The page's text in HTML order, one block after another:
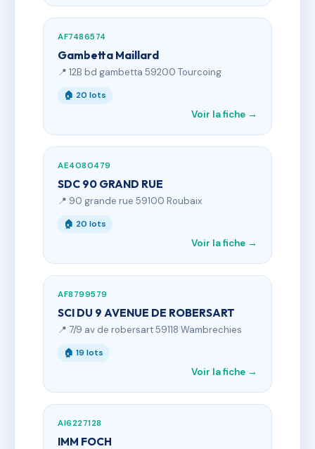
AF7486574
Gambetta Maillard
📍 12B bd gambetta 59200 Tourcoing
🏠 20 lots
Voir la fiche →
AE4080479
SDC 90 GRAND RUE
📍 90 grande rue 59100 Roubaix
🏠 20 lots
Voir la fiche →
AF8799579
SCI DU 9 AVENUE DE ROBERSART
📍 7/9 av de robersart 59118 Wambrechies
🏠 19 lots
Voir la fiche →
AI6227128
IMM FOCH